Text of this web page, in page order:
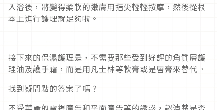
入浴後，將變得柔軟的嫩膚用指尖輕輕按摩，然後從根
本上進行護理就足夠啦。
接下來的保濕護理是，不需要那些受到好評的角質層護
理油及護手霜，而是用凡士林等軟膏或是唇膏來替代。
找到疑問點的答案了嗎？
不受華麗的電視廣告和平面廣告等的誘惑，認清楚是否